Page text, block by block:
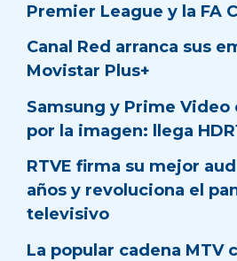
Premier League y la FA
Canal Red arranca sus
Movistar Plus+
Samsung y Prime Video
por la imagen: llega
RTVE firma su mejor
años y revoluciona el
televisivo
La popular cadena MTV